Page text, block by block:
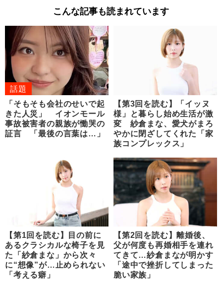
こんな記事も読まれています
話題
「そもそも会社のせいで起
きた人災」 イオンモール
事故被害者の親族が慟哭の
証言 「最後の言葉は…」
【第3回を読む】「イッヌ
様」と暮らし始め生活が激
変 紗倉まな、愛犬がまろ
やかに閉ざしてくれた「家
族コンプレックス」
【第1回を読む】目の前に
あるクラシカルな椅子を見
た「紗倉まな」から次々
に“想像”が…止められない
「考える癖」
【第2回を読む】離婚後、
父が何度も再婚相手を連れ
てきて…紗倉まなが明かす
「途中で挫折してしまった
脆い家族」